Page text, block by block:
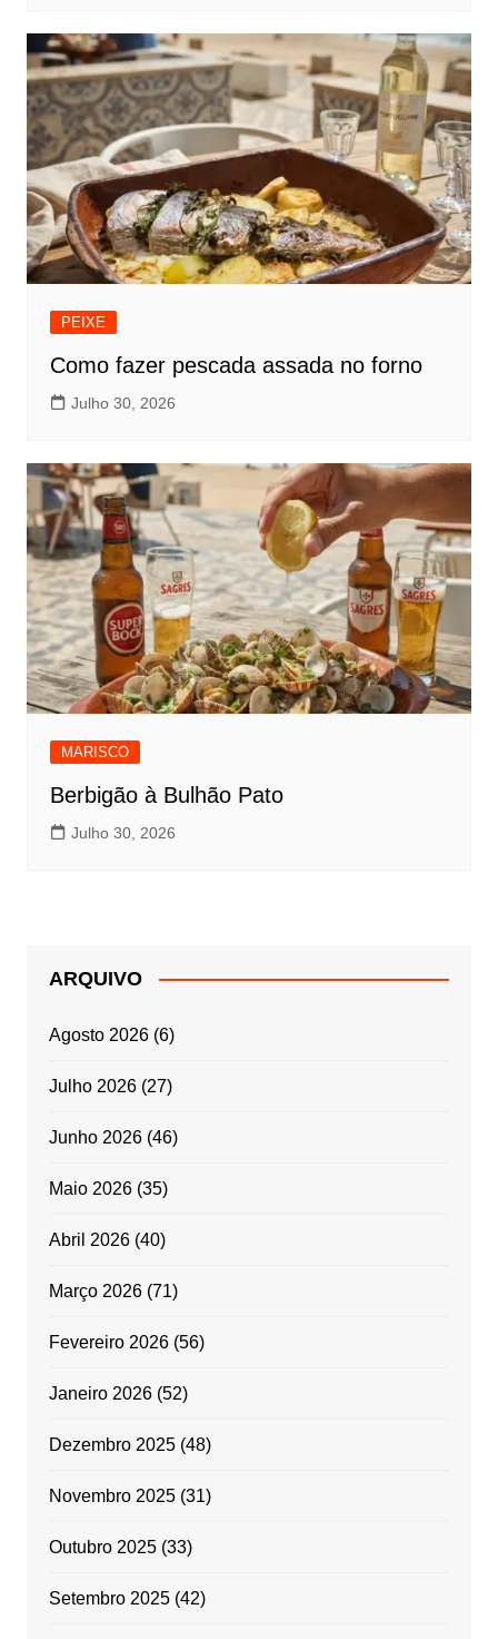
PEIXE
Como fazer pescada assada no forno
Julho 30, 2026
MARISCO
Berbigão à Bulhão Pato
Julho 30, 2026
ARQUIVO
Agosto 2026(6)
Julho 2026(27)
Junho 2026(46)
Maio 2026(35)
Abril 2026(40)
Março 2026(71)
Fevereiro 2026(56)
Janeiro 2026(52)
Dezembro 2025(48)
Novembro 2025(31)
Outubro 2025(33)
Setembro 2025(42)